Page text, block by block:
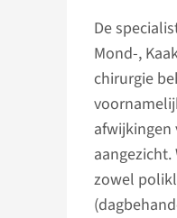
De
Mond-,
chirurgie
afwijkingen
zowel